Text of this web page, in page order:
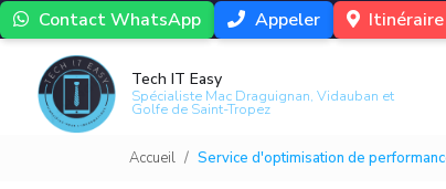
Aller
au
contenu
principal
Contact WhatsApp Appeler Itinéraire
Tech IT Easy
Spécialiste Mac Draguignan, Vidauban et
Golfe de Saint-Tropez
Accueil Service d'optimisation de